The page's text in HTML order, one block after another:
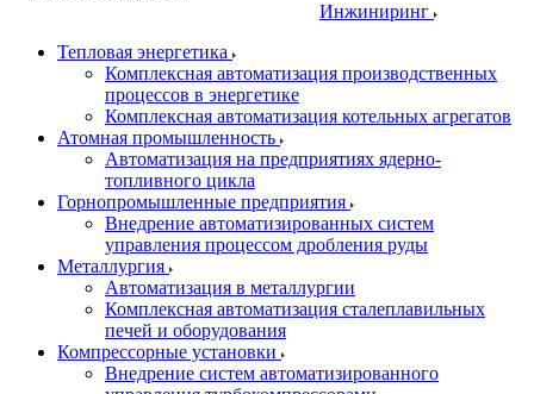
Инжиниринг
Тепловая энергетика
Комплексная автоматизация производственных
процессов в энергетике
Комплексная автоматизация котельных агрегатов
Атомная промышленность
Автоматизация на предприятиях ядерно-
топливного цикла
Горнопромышленные предприятия
Внедрение автоматизированных систем
управления процессом дробления руды
Металлургия
Автоматизация в металлургии
Комплексная автоматизация сталеплавильных
печей и оборудования
Компрессорные установки
Внедрение систем автоматизированного